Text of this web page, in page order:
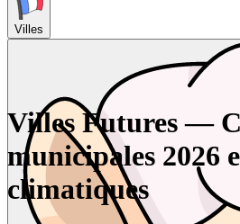
Villes
Villes Futures —
municipales 2026
climatiques